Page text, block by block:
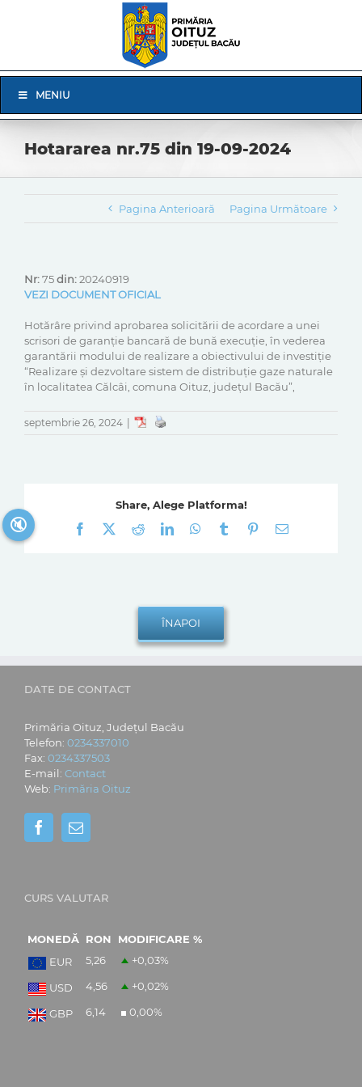
Navigation
MENIU
Hotararea nr.75 din 19-09-2024
Pagina Anterioară Pagina Următoare
Nr:75din:20240919
VEZI DOCUMENT OFICIAL
Hotărâre privind aprobarea solicitării de acordare a unei
scrisori de garanție bancară de bună execuție, în vederea
garantării modului de realizare a obiectivului de investiție
“Realizare și dezvoltare sistem de distribuție gaze naturale
în localitatea Călcâi, comuna Oituz, județul Bacău”,
septembrie 26, 2024
Share, Alege Platforma!
Facebook
RedditLinkedInWhatsApp
Tumblr Pinterest
E-
DATE DE CONTACT
Primăria Oituz, Județul Bacău
Telefon: 0234337010
Fax: 0234337503
E-mail: Contact
Web: Primăria Oituz
CURS VALUTAR
MONEDĂ RON
MODIFICARE %
EUR
5,26 +0,03%
USD 4,56 +0,02%
GBP 6,14 0,00%
🔇